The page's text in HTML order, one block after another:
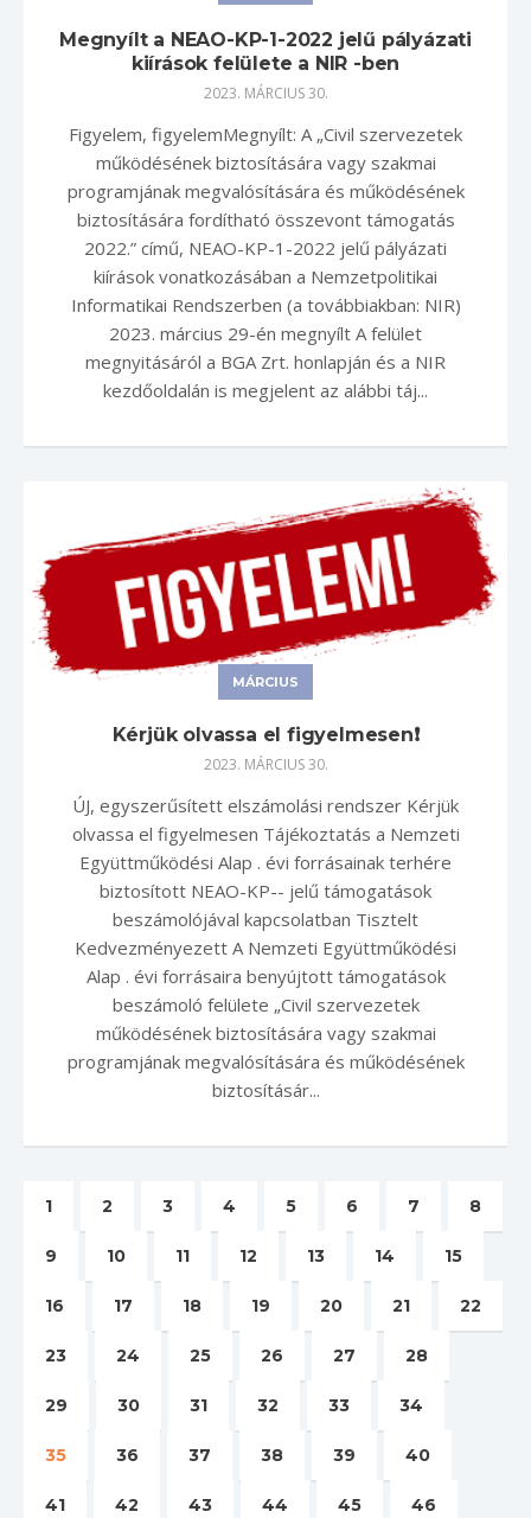
Megnyílt a NEAO-KP-1-2022 jelű pályázati
kiírások felülete a NIR -ben
2023. MÁRCIUS 30.
Figyelem, figyelemMegnyílt: A „Civil szervezetek
működésének biztosítására vagy szakmai
programjának megvalósítására és működésének
biztosítására fordítható összevont támogatás
2022.” című, NEAO-KP-1-2022 jelű pályázati
kiírások vonatkozásában a Nemzetpolitikai
Informatikai Rendszerben (a továbbiakban: NIR)
2023. március 29-én megnyílt A felület
megnyitásáról a BGA Zrt. honlapján és a NIR
kezdőoldalán is megjelent az alábbi táj...
MÁRCIUS
Kérjük olvassa el figyelmesen❗️
2023. MÁRCIUS 30.
ÚJ, egyszerűsített elszámolási rendszer Kérjük
olvassa el figyelmesen Tájékoztatás a Nemzeti
Együttműködési Alap . évi forrásainak terhére
biztosított NEAO-KP-- jelű támogatások
beszámolójával kapcsolatban Tisztelt
Kedvezményezett A Nemzeti Együttműködési
Alap . évi forrásaira benyújtott támogatások
beszámoló felülete „Civil szervezetek
működésének biztosítására vagy szakmai
programjának megvalósítására és működésének
biztosításár...
1 2 3 4 5 6 7 8
9 10 11 12 13 14 15
16 17 18 19 20 21 22
23 24 25 26 27 28
29 30 31 32 33 34
35 36 37 38 39 40
41 42 43 44 45 46